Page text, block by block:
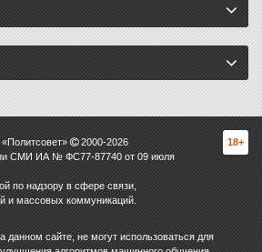
2000-2026
СМИ ИА № ФС77-87740 от 09 июля
по надзору в сфере связи,
и массовых коммуникаций.
18+
сайте, не могут использоваться для